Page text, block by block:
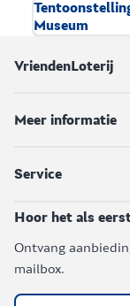
Museum
toegankelijk
waarmee u de
bijeenkomsten
Lees meer
VriendenLoterij
Meer informatie
Service
Hoor het als
Ontvang
mailbox.